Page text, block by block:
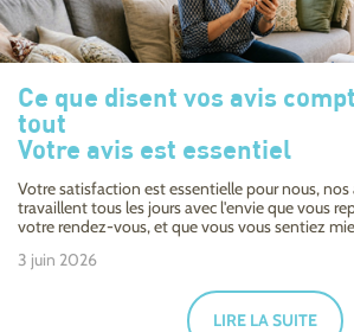
Ce que disent vos avis
tout
Votre avis est essentiel
Votre satisfaction est essentielle pour nous,
travaillent tous les jours avec l'envie que vous
votre rendez-vous, et que vous vous sentiez
3 juin 2026
LIRE LA SUITE